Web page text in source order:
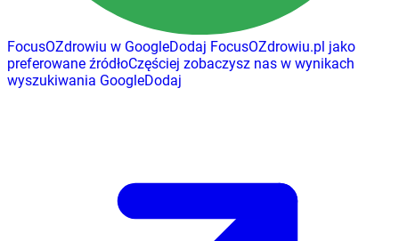
FocusOZdrowiu w GoogleDodaj FocusOZdrowiu.pl jako
preferowane źródłoCzęściej zobaczysz nas w wynikach
wyszukiwania GoogleDodaj